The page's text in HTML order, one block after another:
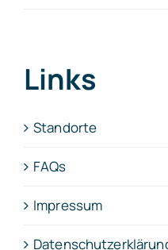
Links
Standorte
FAQs
Impressum